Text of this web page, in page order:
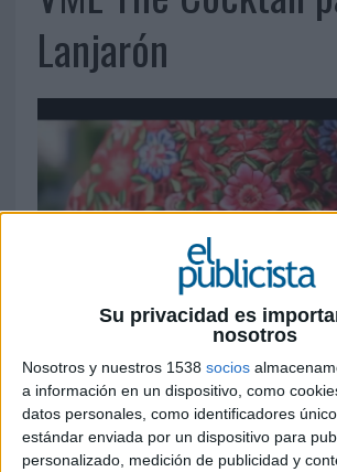
Su privacidad es
nosotros
Nosotros y nuestros 1538 socios
a información en un dispositivo, como
datos personales, como identificadores
estándar enviada por un dispositivo para
personalizado, medición de publicidad y
Lanjarón
28 DE FEBRERO DE 2025
Ficha técnica